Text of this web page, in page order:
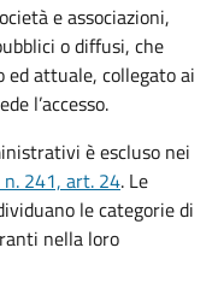
e associazioni,
o diffusi, che
attuale, collegato ai
l’accesso.
è escluso nei
241, art. 24. Le
le categorie di
nella loro